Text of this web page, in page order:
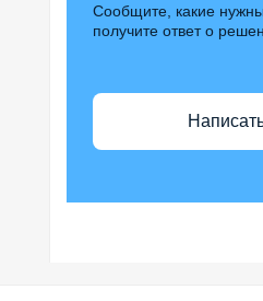
Сообщите, какие
получите ответ о